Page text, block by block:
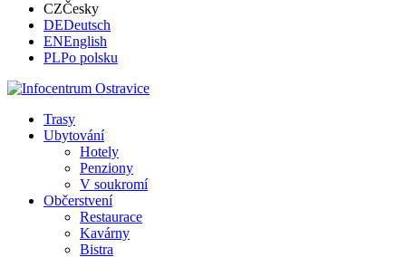
CZČesky
DEDeutsch
ENEnglish
PLPo polsku
Trasy
Ubytování
Hotely
Penziony
V soukromí
Občerstvení
Restaurace
Kavárny
Bistra